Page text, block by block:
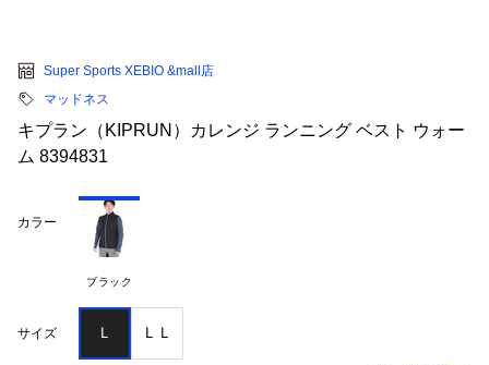
Super Sports XEBIO &mall店
マッドネス
キプラン（KIPRUN）カレンジ ランニング ベスト ウォー
ム 8394831
カラー
ブラック
サイズ Ｌ ＬＬ